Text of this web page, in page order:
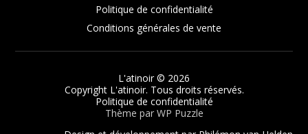
Politique de confidentialité
Conditions générales de vente
L'atinoir© 2026
Copyright L'atinoir. Tous droits réservés.
Politique de confidentialité
Thème par WP Puzzle